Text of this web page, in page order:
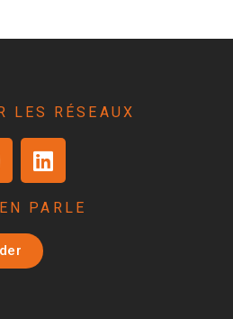
LES RÉSEAUX
PARLE